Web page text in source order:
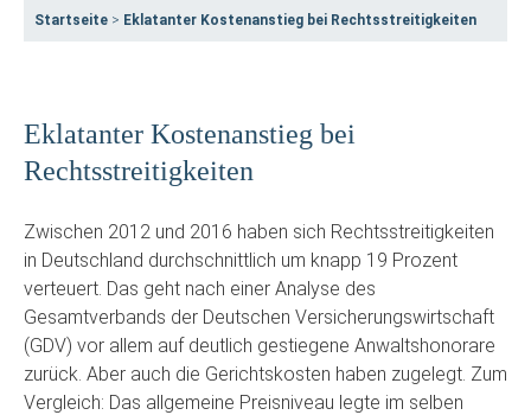
Startseite > Eklatanter Kostenanstieg bei Rechtsstreitigkeiten
Eklatanter Kostenanstieg bei
Rechtsstreitigkeiten
Zwischen 2012 und 2016 haben sich Rechtsstreitigkeiten
in Deutschland durchschnittlich um knapp 19 Prozent
verteuert. Das geht nach einer Analyse des
Gesamtverbands der Deutschen Versicherungswirtschaft
(GDV) vor allem auf deutlich gestiegene Anwaltshonorare
zurück. Aber auch die Gerichtskosten haben zugelegt. Zum
Vergleich: Das allgemeine Preisniveau legte im selben